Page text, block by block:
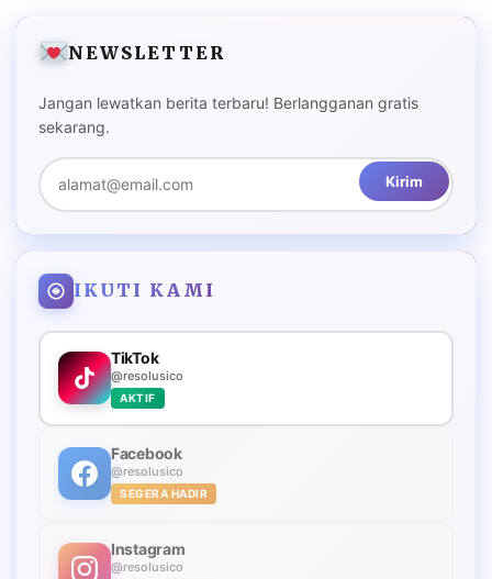
NEWSLETTER
Jangan lewatkan berita terbaru! Berlangganan gratis
sekarang.
Kirim
IKUTI KAMI
TikTok
@resolusico
AKTIF
Facebook
@resolusico
SEGERA HADIR
Instagram
@resolusico